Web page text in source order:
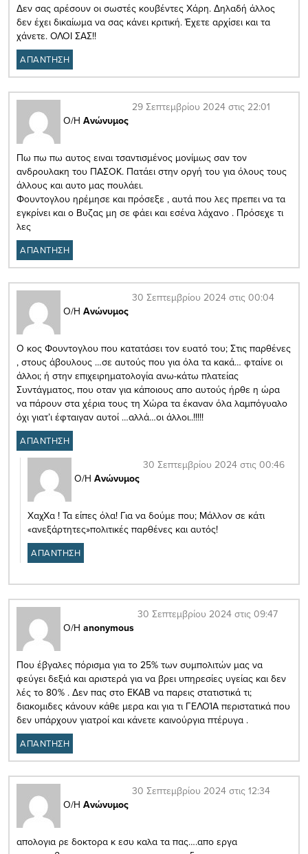
Δεν σας αρέσουν οι σωστές κουβέντες Χάρη. Δηλαδή άλλος
δεν έχει δικαίωμα να σας κάνει κριτική. Έχετε αρχίσει και τα
χάνετε. ΟΛΟΙ ΣΑΣ!!
ΑΠΑΝΤΗΣΗ
Ο/Η Ανώνυμος
29 Σεπτεμβρίου 2024 στις 22:01
Πω πω πω αυτος ειναι τσαντισμένος μονίμως σαν τον
ανδρουλακη του ΠΑΣΟΚ. Πατάει στην οργή του για όλους τους
άλλους και αυτο μας πουλάει.
Φουντογλου ηρέμησε και πρόσεξε , αυτά που λες πρεπει να τα
εγκρίνει και ο Βυζας μη σε φάει και εσένα λάχανο . Πρόσεχε τι
λες
ΑΠΑΝΤΗΣΗ
Ο/Η Ανώνυμος
30 Σεπτεμβρίου 2024 στις 00:04
Ο κος Φουντογλου που κατατάσει τον ευατό του; Στις παρθένες
, στους άβουλους …σε αυτούς που για όλα τα κακά… φταίνε οι
άλλοι; ή στην επιχειρηματολογία ανω-κάτω πλατείας
Συντάγματος, που οταν για κάποιους απο αυτούς ήρθε η ώρα
να πάρουν στα χέρια τους τη Χώρα τα έκαναν όλα λαμπόγυαλο
όχι γιατ’ι έφταιγαν αυτοί …αλλά…οι άλλοι..!!!!!
ΑΠΑΝΤΗΣΗ
Ο/Η Ανώνυμος
30 Σεπτεμβρίου 2024 στις 00:46
ΧαχΧα ! Τα είπες όλα! Για να δούμε που; Μάλλον σε κάτι
«ανεξάρτητες»πολιτικές παρθένες και αυτός!
ΑΠΑΝΤΗΣΗ
Ο/Η anonymous
30 Σεπτεμβρίου 2024 στις 09:47
Που έβγαλες πόρισμα για το 25% των συμπολιτών μας να
φεύγει δεξιά και αριστερά για να βρει υπηρεσίες υγείας και δεν
λές το 80% . Δεν πας στο ΕΚΑΒ να παρεις στατιστικά τι;
διακομιδες κάνουν κάθε μερα και για τι ΓΕΛΟΊΑ περιστατικά που
δεν υπάρχουν γιατροί και κάνετε καινούργια πτέρυγα .
ΑΠΑΝΤΗΣΗ
Ο/Η Ανώνυμος
30 Σεπτεμβρίου 2024 στις 12:34
απολογια ρε δοκτορα κ εσυ καλα τα πας….απο εργα